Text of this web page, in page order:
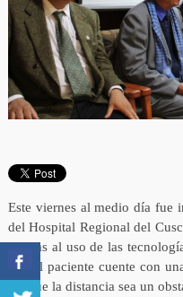
Este viernes al medio día fue
del Hospital Regional del
gracias al uso de las
que el paciente cuente con
sin que la distancia sea un